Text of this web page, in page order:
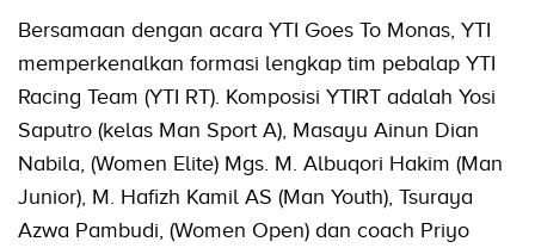
Bersamaan dengan acara YTI Goes To Monas, YTI
memperkenalkan formasi lengkap tim pebalap YTI
Racing Team (YTI RT). Komposisi YTIRT adalah Yosi
Saputro (kelas Man Sport A), Masayu Ainun Dian
Nabila, (Women Elite) Mgs. M. Albuqori Hakim (Man
Junior), M. Hafizh Kamil AS (Man Youth), Tsuraya
Azwa Pambudi, (Women Open) dan coach Priyo